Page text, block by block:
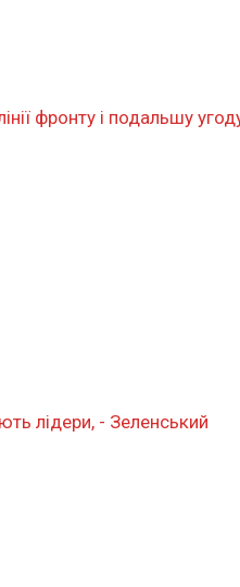
фронту і подальшу
лідери, - Зеленський